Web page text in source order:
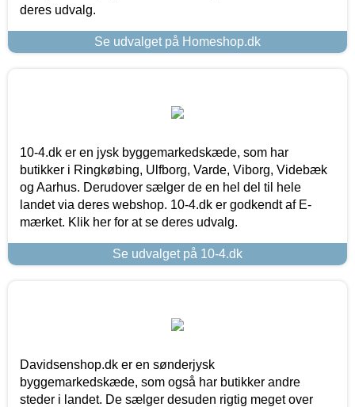
deres udvalg.
Se udvalget på Homeshop.dk
10-4.dk er en jysk byggemarkedskæde, som har
butikker i Ringkøbing, Ulfborg, Varde, Viborg, Videbæk
og Aarhus. Derudover sælger de en hel del til hele
landet via deres webshop. 10-4.dk er godkendt af E-
mærket. Klik her for at se deres udvalg.
Se udvalget på 10-4.dk
Davidsenshop.dk er en sønderjysk
byggemarkedskæde, som også har butikker andre
steder i landet. De sælger desuden rigtig meget over